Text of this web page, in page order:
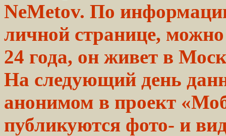
NeMetov. По
личной странице,
24 года, он живет в
На следующий день
анонимом в проект
публикуются фото- и